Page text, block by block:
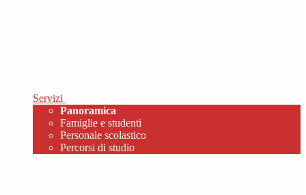
Servizi
Panoramica
Famiglie e studenti
Personale scolastico
Percorsi di studio